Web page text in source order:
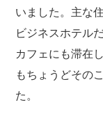
いました。主な
ビジネスホテル
カフェにも滞在
もちょうどその
た。